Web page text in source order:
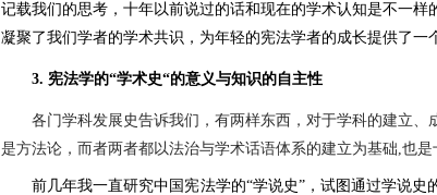
记载我们的思考，十年以前说过的话和现在的学术认知是不一
凝聚了我们学者的学术共识，为年轻的宪法学者的成长提供了一
3. 宪法学的“学术史“的意义与知识的自主性
各门学科发展史告诉我们，有两样东西，对于学科的建立
是方法论，而者两者都以法治与学术话语体系的建立为基础,也是
前几年我一直研究中国宪法学的“学说史”，试图通过学说